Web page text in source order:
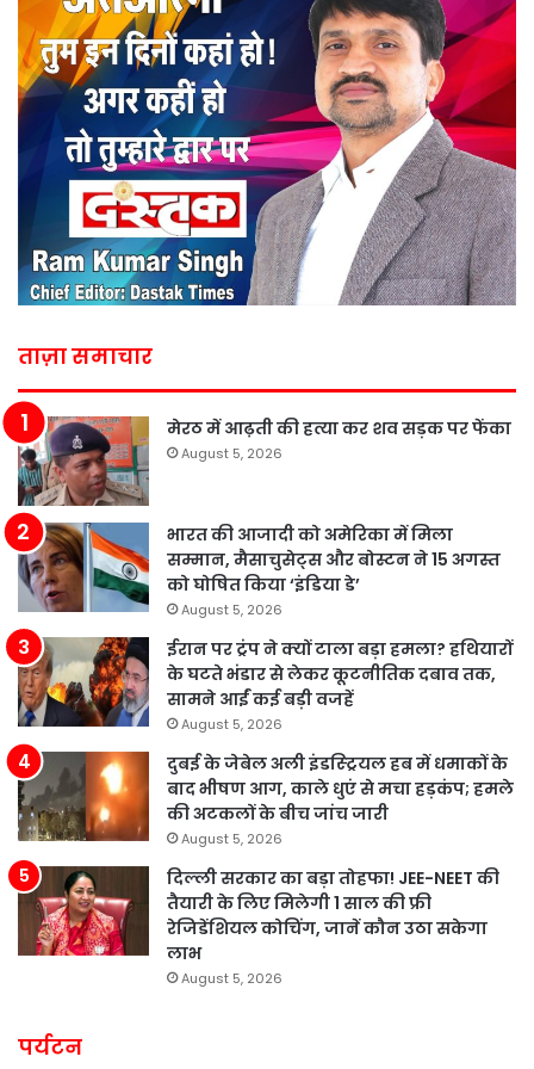
ताज़ा समाचार
मेरठ में आढ़ती की हत्या कर शव सड़क पर फेंका
August 5, 2026
भारत की आजादी को अमेरिका में मिला
सम्मान, मैसाचुसेट्स और बोस्टन ने 15 अगस्त
को घोषित किया ‘इंडिया डे’
August 5, 2026
ईरान पर ट्रंप ने क्यों टाला बड़ा हमला? हथियारों
के घटते भंडार से लेकर कूटनीतिक दबाव तक,
सामने आईं कई बड़ी वजहें
August 5, 2026
दुबई के जेबेल अली इंडस्ट्रियल हब में धमाकों के
बाद भीषण आग, काले धुएं से मचा हड़कंप; हमले
की अटकलों के बीच जांच जारी
August 5, 2026
दिल्ली सरकार का बड़ा तोहफा! JEE-NEET की
तैयारी के लिए मिलेगी 1 साल की फ्री
रेजिडेंशियल कोचिंग, जानें कौन उठा सकेगा
लाभ
August 5, 2026
पर्यटन